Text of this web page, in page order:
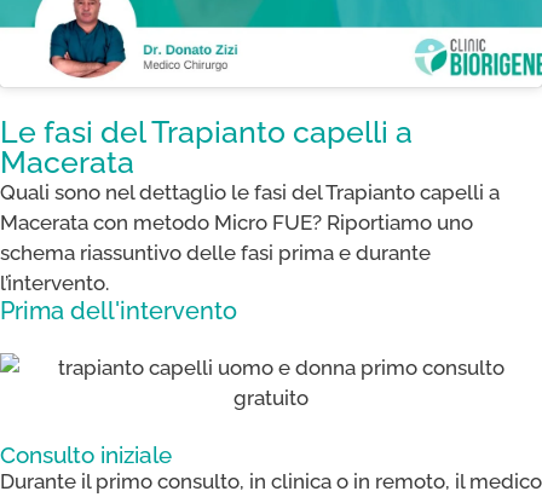
Le fasi del Trapianto capelli a
Macerata
Quali sono nel dettaglio le fasi del Trapianto capelli a
Macerata con metodo Micro FUE​? Riportiamo uno
schema riassuntivo delle fasi prima e durante
l’intervento.
Prima dell'intervento
Consulto iniziale
Durante il primo consulto, in clinica o in remoto, il medico